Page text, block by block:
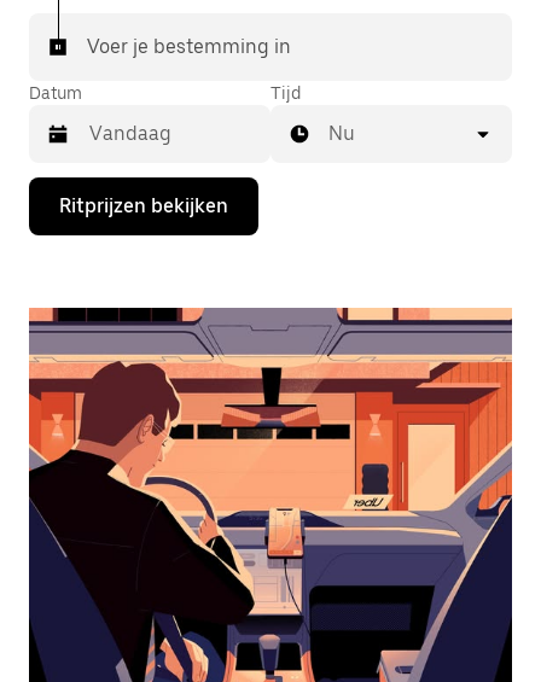
Voer je bestemming in
Datum
Druk
de
de
te
openen
een
datum
te
selecteren.
Druk
Escape
agenda
te
sluiten.
Tijd
Nu
Ritprijzen bekijken